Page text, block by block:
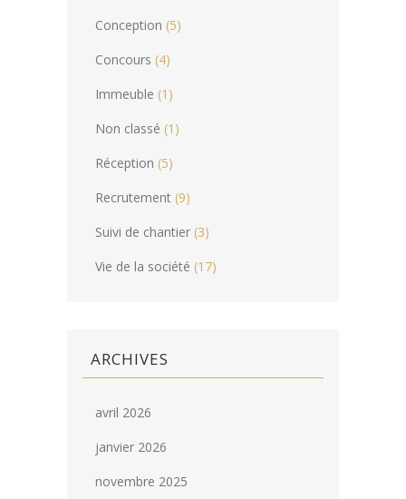
Conception (5)
Concours (4)
Immeuble (1)
Non classé (1)
Réception (5)
Recrutement (9)
Suivi de chantier (3)
Vie de la société (17)
ARCHIVES
avril 2026
janvier 2026
novembre 2025